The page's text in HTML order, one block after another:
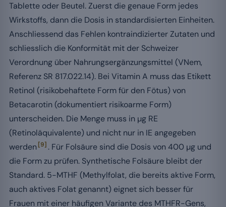
Tablette oder Beutel. Zuerst die genaue Form jedes
Wirkstoffs, dann die Dosis in standardisierten Einheiten.
Anschliessend das Fehlen kontraindizierter Zutaten und
schliesslich die Konformität mit der Schweizer
Verordnung über Nahrungsergänzungsmittel (VNem,
Referenz SR 817.022.14). Bei Vitamin A muss das Etikett
Retinol (risikobehaftete Form für den Fötus) von
Betacarotin (dokumentiert risikoarme Form)
unterscheiden. Die Menge muss in µg RE
(Retinoläquivalente) und nicht nur in IE angegeben
werden [9] . Für Folsäure sind die Dosis von 400 µg und
die Form zu prüfen. Synthetische Folsäure bleibt der
Standard. 5-MTHF (Methylfolat, die bereits aktive Form,
auch aktives Folat genannt) eignet sich besser für
Frauen mit einer häufigen Variante des MTHFR-Gens,